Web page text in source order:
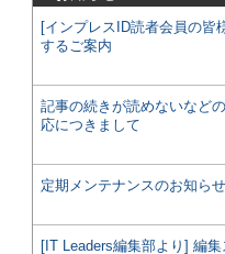
[インプレスID読者会員の皆
するご案内
記事の続きが読めないなど
応につきまして
定期メンテナンスのお知らせ
[IT Leaders編集部より] 編